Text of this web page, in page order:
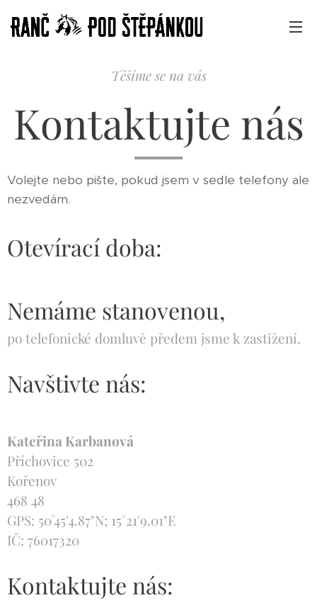
Těšíme se na vás
Kontaktujte nás
Volejte nebo pište, pokud jsem v sedle telefony ale
nezvedám.
Otevírací doba:
Nemáme stanovenou,
po telefonické domluvě předem jsme k zastižení.
Navštivte nás:
Kateřina Karbanová
Příchovice 502
Kořenov
468 48
GPS: 50°45'4.87"N; 15°21'9.01"E
IČ: 76017320
Kontaktujte nás: